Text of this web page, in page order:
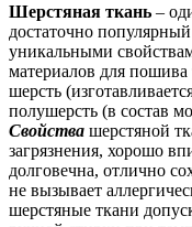
Шерстяная ткань –
достаточно
уникальными
материалов для
шерсть
полушерсть (в состав
Свойства шерстяной
загрязнения, хорошо
долговечна, отлично
не вызывает
шерстяные ткани